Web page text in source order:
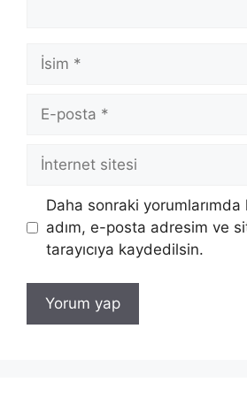
İsim
posta
İnternet
sitesi
Daha sonraki yorumlarımda
adım, e-posta adresim ve
tarayıcıya kaydedilsin.